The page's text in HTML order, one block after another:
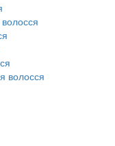
волосся